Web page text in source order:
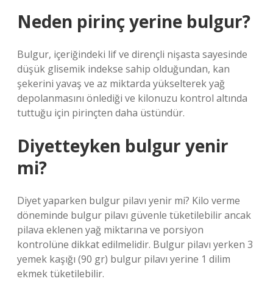
Neden pirinç yerine bulgur?
Bulgur, içeriğindeki lif ve dirençli nişasta sayesinde
düşük glisemik indekse sahip olduğundan, kan
şekerini yavaş ve az miktarda yükselterek yağ
depolanmasını önlediği ve kilonuzu kontrol altında
tuttuğu için pirinçten daha üstündür.
Diyetteyken bulgur yenir
mi?
Diyet yaparken bulgur pilavı yenir mi? Kilo verme
döneminde bulgur pilavı güvenle tüketilebilir ancak
pilava eklenen yağ miktarına ve porsiyon
kontrolüne dikkat edilmelidir. Bulgur pilavı yerken 3
yemek kaşığı (90 gr) bulgur pilavı yerine 1 dilim
ekmek tüketilebilir.